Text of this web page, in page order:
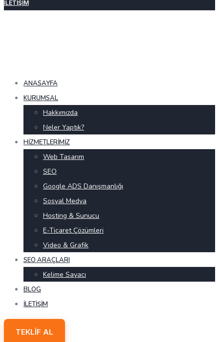
İLETIŞIM
ANASAYFA
KURUMSAL
Hakkımızda
Neler Yaptık?
HIZMETLERIMIZ
Web Tasarım
SEO
Google ADS Danışmanlığı
Sosyal Medya
Hosting & Sunucu
E-Ticaret Çözümleri
Video & Grafik
SEO ARAÇLARI
Kelime Sayacı
BLOG
İLETIŞIM
TEKLIF AL